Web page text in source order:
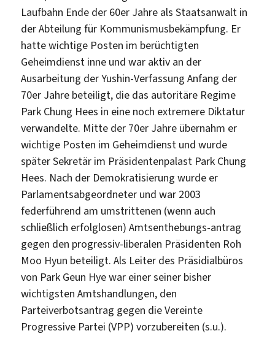
Laufbahn Ende der 60er Jahre als Staatsanwalt in
der Abteilung für Kommunismusbekämpfung. Er
hatte wichtige Posten im berüchtigten
Geheimdienst inne und war aktiv an der
Ausarbeitung der Yushin-Verfassung Anfang der
70er Jahre beteiligt, die das autoritäre Regime
Park Chung Hees in eine noch extremere Diktatur
verwandelte. Mitte der 70er Jahre übernahm er
wichtige Posten im Geheimdienst und wurde
später Sekretär im Präsidentenpalast Park Chung
Hees. Nach der Demokratisierung wurde er
Parlamentsabgeordneter und war 2003
federführend am umstrittenen (wenn auch
schließlich erfolglosen) Amtsenthebungs-antrag
gegen den progressiv-liberalen Präsidenten Roh
Moo Hyun beteiligt. Als Leiter des Präsidialbüros
von Park Geun Hye war einer seiner bisher
wichtigsten Amtshandlungen, den
Parteiverbotsantrag gegen die Vereinte
Progressive Partei (VPP) vorzubereiten (s.u.).